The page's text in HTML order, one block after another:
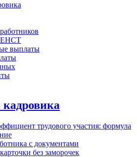
ЕНСТ
выплаты
трудового участия: формула
с документами
без заморочек